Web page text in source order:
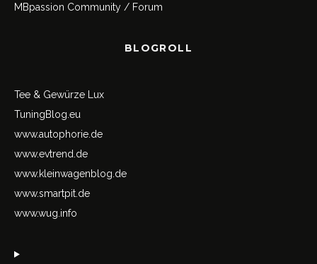
MBpassion Community / Forum
BLOGROLL
Tee & Gewürze Lux
TuningBlog.eu
www.autophorie.de
www.evtrend.de
www.kleinwagenblog.de
www.smartpit.de
www.wug.info